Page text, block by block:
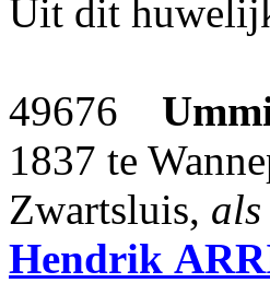
Uit dit
49676
1837 te
Zwartsluis,
Hendrik